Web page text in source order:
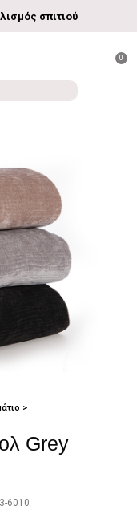
σπιτιού
0
Grey
6010